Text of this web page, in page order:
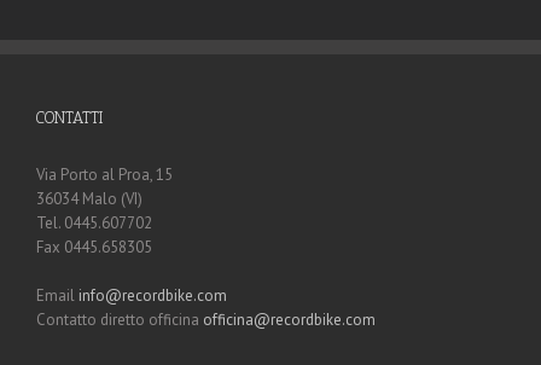
CONTATTI
Via Porto al Proa, 15
36034 Malo (VI)
Tel. 0445.607702
Fax 0445.658305
Email info@recordbike.com
Contatto diretto officina officina@recordbike.com